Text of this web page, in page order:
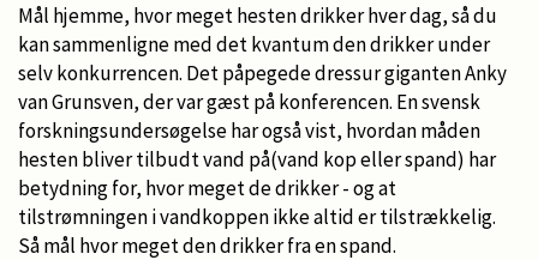
Mål hjemme, hvor meget hesten drikker hver dag, så du
kan sammenligne med det kvantum den drikker under
selv konkurrencen. Det påpegede dressur giganten Anky
van Grunsven, der var gæst på konferencen. En svensk
forskningsundersøgelse har også vist, hvordan måden
hesten bliver tilbudt vand på(vand kop eller spand) har
betydning for, hvor meget de drikker - og at
tilstrømningen i vandkoppen ikke altid er tilstrækkelig.
Så mål hvor meget den drikker fra en spand.